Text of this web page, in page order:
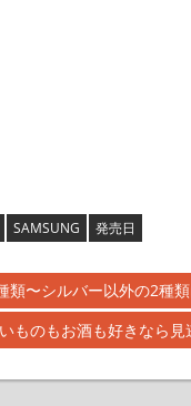
SAMSUNG 発売日
〜シルバー以外の2種
ものもお酒も好きなら